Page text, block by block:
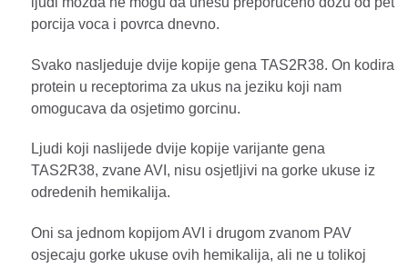
porcija voca i povrca dnevno.
Svako nasljeduje dvije kopije gena TAS2R38. On kodira
protein u receptorima za ukus na jeziku koji nam
omogucava da osjetimo gorcinu.
Ljudi koji naslijede dvije kopije varijante gena
TAS2R38, zvane AVI, nisu osjetljivi na gorke ukuse iz
odredenih hemikalija.
Oni sa jednom kopijom AVI i drugom zvanom PAV
osjecaju gorke ukuse ovih hemikalija, ali ne u tolikoj